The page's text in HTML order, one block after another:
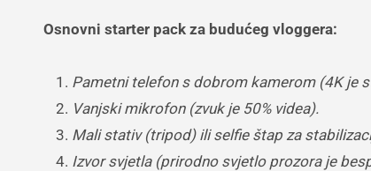
Osnovni starter pack za budućeg vloggera:
Pametni telefon s dobrom kamerom (4K je
Vanjski mikrofon (zvuk je 50% videa).
Mali stativ (tripod) ili selfie štap za
Izvor svjetla (prirodno svjetlo prozora je